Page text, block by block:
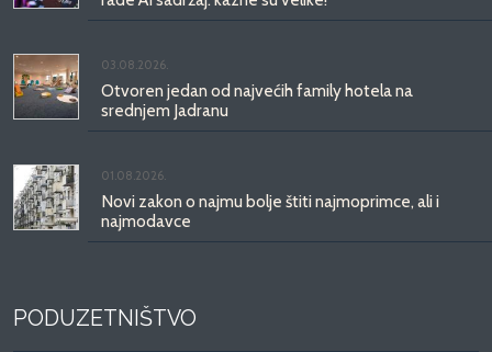
03.08.2026.
Otvoren jedan od najvećih family hotela na
srednjem Jadranu
01.08.2026.
Novi zakon o najmu bolje štiti najmoprimce, ali i
najmodavce
PODUZETNIŠTVO